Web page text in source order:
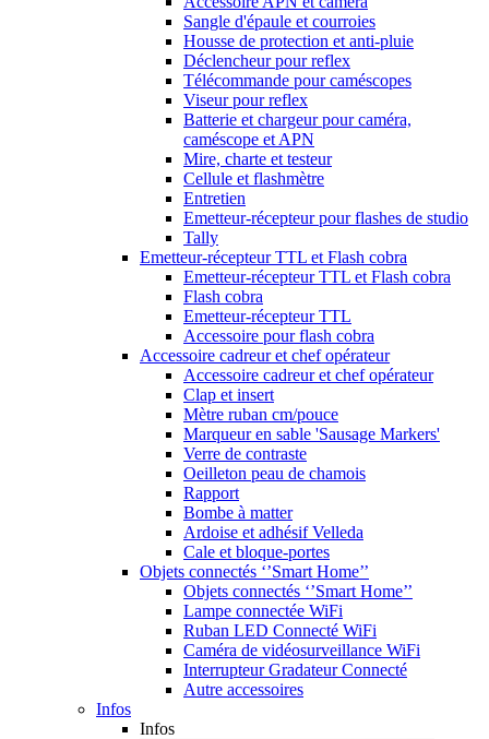
Sangle d'épaule et courroies
Housse de protection et anti-pluie
Déclencheur pour reflex
Télécommande pour caméscopes
Viseur pour reflex
Batterie et chargeur pour caméra,
caméscope et APN
Mire, charte et testeur
Cellule et flashmètre
Entretien
Emetteur-récepteur pour flashes de studio
Tally
Emetteur-récepteur TTL et Flash cobra
Emetteur-récepteur TTL et Flash cobra
Flash cobra
Emetteur-récepteur TTL
Accessoire pour flash cobra
Accessoire cadreur et chef opérateur
Accessoire cadreur et chef opérateur
Clap et insert
Mètre ruban cm/pouce
Marqueur en sable 'Sausage Markers'
Verre de contraste
Oeilleton peau de chamois
Rapport
Bombe à matter
Ardoise et adhésif Velleda
Cale et bloque-portes
Objets connectés ‘’Smart Home’’
Objets connectés ‘’Smart Home’’
Lampe connectée WiFi
Ruban LED Connecté WiFi
Caméra de vidéosurveillance WiFi
Interrupteur Gradateur Connecté
Autre accessoires
Infos
Infos